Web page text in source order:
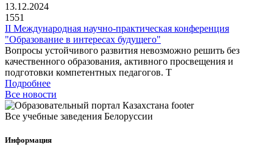
13.12.2024
1551
II Международная научно-практическая конференция
"Образование в интересах будущего"
Вопросы устойчивого развития невозможно решить без
качественного образования, активного просвещения и
подготовки компетентных педагогов. Т
Подробнее
Все новости
Все учебные заведения Белоруссии
Информация